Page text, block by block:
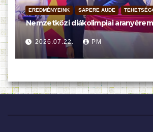
EREDMÉNYEINK SAPERE AUDE
Nemzetközi diákolimpiai
2026.07.22. PM